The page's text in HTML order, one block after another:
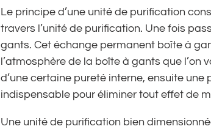
Le principe d’une unité de purification
travers l’unité de purification. Une fois
gants. Cet échange permanent boîte à
l’atmosphère de la boîte à gants que
d’une certaine pureté interne, ensuite
indispensable pour éliminer tout effet de
Une unité de purification bien